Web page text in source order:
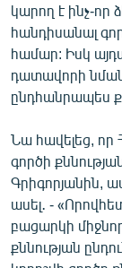
կարող է ինչ-որ
հանդիսանալ
համար: Իսկ
դատավորի նման
ընդհանրապես
Նա հավելեց, որ
գործի
Գրիգորյանին,
ասել․ -
բացարկի
քննության